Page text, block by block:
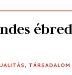
, TÁRSADALOM